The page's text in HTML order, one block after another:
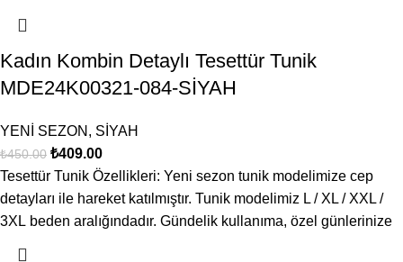
Kadın Kombin Detaylı Tesettür Tunik
MDE24K00321-084-SİYAH
YENİ SEZON , SİYAH
₺450.00 ₺409.00
Tesettür Tunik Özellikleri: Yeni sezon tunik modelimize cep
detayları ile hareket katılmıştır. Tunik modelimiz L / XL / XXL /
3XL beden aralığındadır. Gündelik kullanıma, özel günlerinize